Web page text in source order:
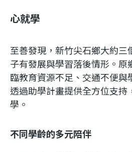
心就學
至善發現，新竹尖石鄉大約三
子有發展與學習落後情形。原
臨教育資源不足、交通不便與
透過助學計畫提供全方位支持
學。
不同學齡的多元陪伴